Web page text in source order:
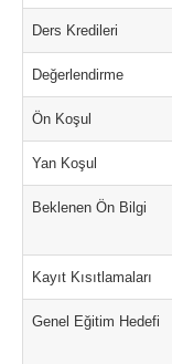
Ders Kredileri
Değerlendirme
Ön Koşul
Yan Koşul
Beklenen Ön Bilgi
Kayıt Kısıtlamaları
Genel Eğitim Hedefi